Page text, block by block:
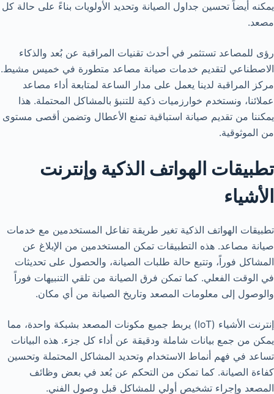
يمكنه أيضاً تحسين جداول الصيانة وتحديد الأولويات بناءً على حالة كل
مصعد.
رؤى للمصاعد تستثمر في أحدث تقنيات المراقبة عن بُعد والذكاء
الاصطناعي لتقديم خدمات صيانة مصاعد متطورة في خميس مشيط.
مركز المراقبة لدينا يعمل على مدار الساعة لمتابعة أداء مصاعد
عملائنا، ونستخدم خوارزميات ذكية للتنبؤ بالمشاكل المحتملة. هذا
يمكننا من تقديم صيانة استباقية تمنع الأعطال وتضمن أقصى مستوى
من الموثوقية.
تطبيقات الهواتف الذكية وإنترنت
الأشياء
تطبيقات الهواتف الذكية تغير طريقة تفاعل المستخدمين مع خدمات
صيانة مصاعد. هذه التطبيقات تمكن المستخدمين من الإبلاغ عن
المشاكل فوراً، وتتبع حالة طلبات الصيانة، والحصول على تحديثات
في الوقت الفعلي. كما تمكن فرق الصيانة من تلقي التنبيهات فوراً
والوصول إلى معلومات المصعد وتاريخ الصيانة من أي مكان.
إنترنت الأشياء (IoT) يربط جميع مكونات المصعد بشبكة واحدة، مما
يمكن من جمع بيانات شاملة ودقيقة عن أداء كل جزء. هذه البيانات
تساعد في فهم أنماط الاستخدام وتحديد المشاكل المحتملة وتحسين
كفاءة الصيانة. كما تمكن من التحكم عن بُعد في بعض وظائف
المصعد وإجراء تشخيص أولي للمشاكل قبل وصول الفني.